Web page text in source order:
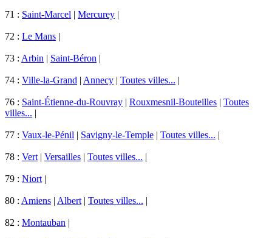
71 : Saint-Marcel | Mercurey |
72 : Le Mans |
73 : Arbin | Saint-Béron |
74 : Ville-la-Grand | Annecy | Toutes villes... |
76 : Saint-Étienne-du-Rouvray | Rouxmesnil-Bouteilles | Toutes
villes... |
77 : Vaux-le-Pénil | Savigny-le-Temple | Toutes villes... |
78 : Vert | Versailles | Toutes villes... |
79 : Niort |
80 : Amiens | Albert | Toutes villes... |
82 : Montauban |